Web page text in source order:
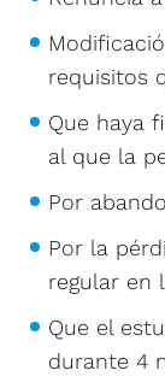
requisitos
Que haya
al que la
Por
Por la
regular en
Que el
durante 4